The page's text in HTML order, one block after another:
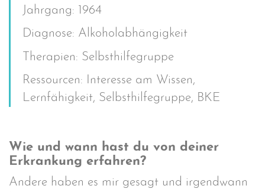
Jahrgang: 1964
Diagnose: Alkoholabhängigkeit
Therapien: Selbsthilfegruppe
Ressourcen: Interesse am Wissen,
Lernfähigkeit, Selbsthilfegruppe, BKE
Wie und wann hast du von deiner
Erkrankung erfahren?
Andere haben es mir gesagt und irgendwann